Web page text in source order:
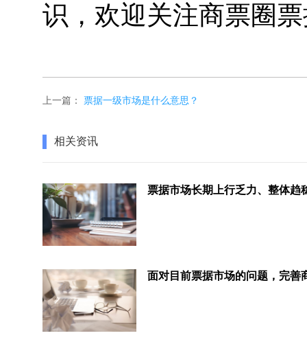
识，欢迎关注商票圈
上一篇： 票据一级市场是什么意思？
相关资讯